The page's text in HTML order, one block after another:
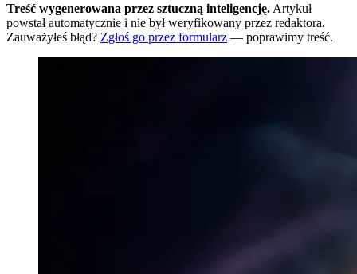
Treść wygenerowana przez sztuczną inteligencję. Artykuł
powstał automatycznie i nie był weryfikowany przez redaktora.
Zauważyłeś błąd? Zgłoś go przez formularz — poprawimy treść.